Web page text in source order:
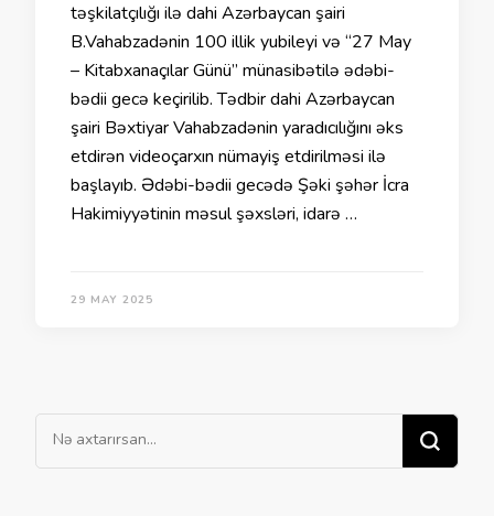
təşkilatçılığı ilə dahi Azərbaycan şairi
B.Vahabzadənin 100 illik yubileyi və “27 May
– Kitabxanaçılar Günü” münasibətilə ədəbi-
bədii gecə keçirilib. Tədbir dahi Azərbaycan
şairi Bəxtiyar Vahabzadənin yaradıcılığını əks
etdirən videoçarxın nümayiş etdirilməsi ilə
başlayıb. Ədəbi-bədii gecədə Şəki şəhər İcra
Hakimiyyətinin məsul şəxsləri, idarə …
29 MAY 2025
Bir
şey